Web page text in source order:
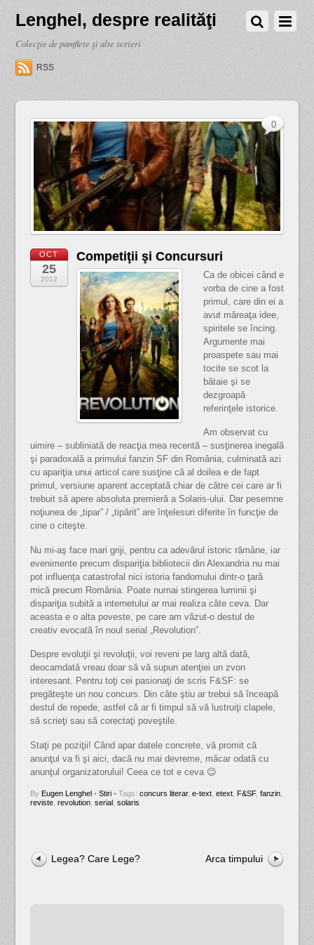
Lenghel, despre realităţi
Colecţie de pamflete şi alte scrieri
RSS
OCT
25
2012
Competiţii şi Concursuri
Ca de obicei când e
vorba de cine a fost
primul, care din ei a
avut măreaţa idee,
spiritele se încing.
Argumente mai
proaspete sau mai
tocite se scot la
bătaie şi se
dezgroapă
referinţele istorice.
Am observat cu
uimire – subliniată de reacţia mea recentă – susţinerea inegală
şi paradoxală a primului fanzin SF din România, culminată azi
cu apariţia unui articol care susţine că al doilea e de fapt
primul, versiune aparent acceptată chiar de către cei care ar fi
trebuit să apere absoluta premieră a Solaris-ului. Dar pesemne
noţiunea de „tipar” / „tipărit” are înţelesuri diferite în funcţie de
cine o citeşte.
Nu mi-aş face mari griji, pentru ca adevărul istoric rămâne, iar
evenimente precum dispariţia bibliotecii din Alexandria nu mai
pot influenţa catastrofal nici istoria fandomului dintr-o ţară
mică precum România. Poate numai stingerea luminii şi
dispariţia subită a internetului ar mai realiza câte ceva. Dar
aceasta e o alta poveste, pe care am văzut-o destul de
creativ evocată în noul serial „Revolution”.
Despre evoluţii şi revoluţii, voi reveni pe larg altă dată,
deocamdată vreau doar să vă supun atenţiei un zvon
interesant. Pentru toţi cei pasionaţi de scris F&SF: se
pregăteşte un nou concurs. Din câte ştiu ar trebui să înceapă
destul de repede, astfel că ar fi timpul să vă lustruiţi clapele,
să scrieţi sau să corectaţi poveştile.
Staţi pe poziţii! Când apar datele concrete, vă promit că
anunţul va fi şi aici, dacă nu mai devreme, măcar odată cu
anunţul organizatorului! Ceea ce tot e ceva 😉
By Eugen Lenghel • Stiri
0
• Tags: concurs literar, e-text, etext, F&SF, fanzin,
reviste, revolution, serial solaris
Legea? Care Lege? Arca timpului